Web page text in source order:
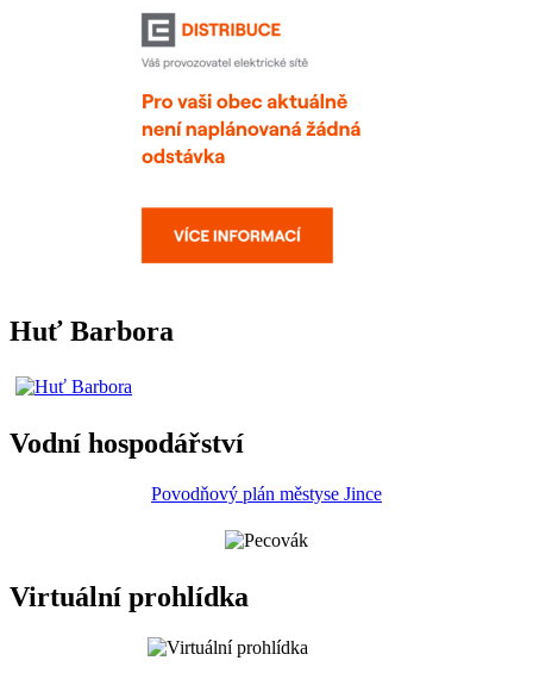
Huť Barbora
Vodní hospodářství
Povodňový plán městyse Jince
Virtuální prohlídka